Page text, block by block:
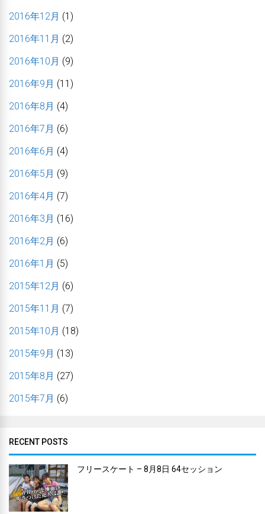
2016年12月 (1)
2016年11月 (2)
2016年10月 (9)
2016年9月 (11)
2016年8月 (4)
2016年7月 (6)
2016年6月 (4)
2016年5月 (9)
2016年4月 (7)
2016年3月 (16)
2016年2月 (6)
2016年1月 (5)
2015年12月 (6)
2015年11月 (7)
2015年10月 (18)
2015年9月 (13)
2015年8月 (27)
2015年7月 (6)
RECENT POSTS
フリースケート – 8月8日 64セッション